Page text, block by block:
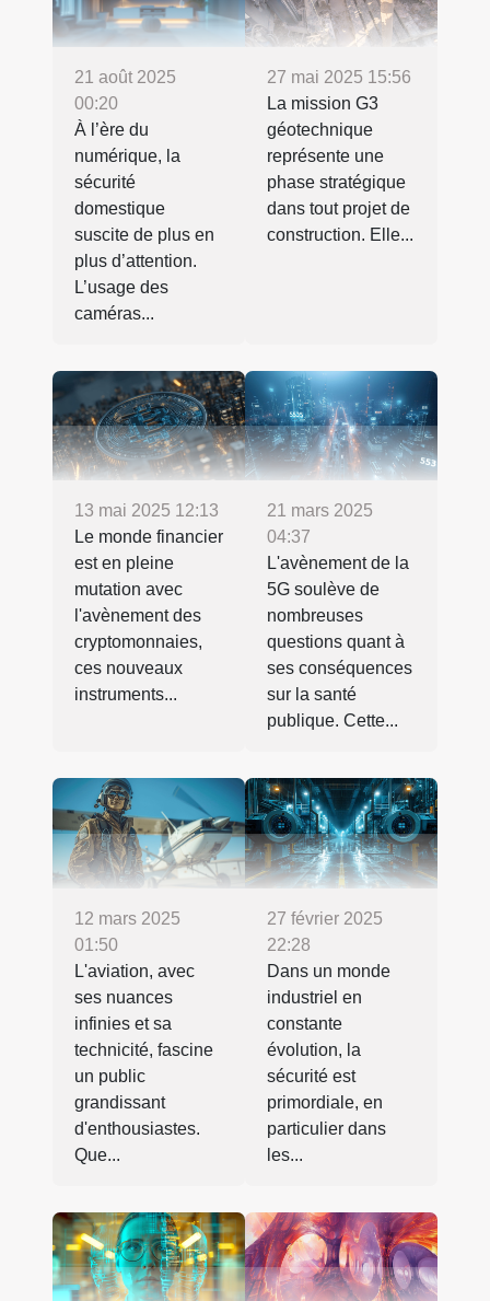
21 août 2025
00:20
À l’ère du
numérique, la
sécurité
domestique
suscite de plus en
plus d’attention.
L’usage des
caméras...
27 mai 2025 15:56
La mission G3
géotechnique
représente une
phase stratégique
dans tout projet de
construction. Elle...
13 mai 2025 12:13
Le monde financier
est en pleine
mutation avec
l'avènement des
cryptomonnaies,
ces nouveaux
instruments...
21 mars 2025
04:37
L'avènement de la
5G soulève de
nombreuses
questions quant à
ses conséquences
sur la santé
publique. Cette...
12 mars 2025
01:50
L'aviation, avec
ses nuances
infinies et sa
technicité, fascine
un public
grandissant
d'enthousiastes.
Que...
27 février 2025
22:28
Dans un monde
industriel en
constante
évolution, la
sécurité est
primordiale, en
particulier dans
les...